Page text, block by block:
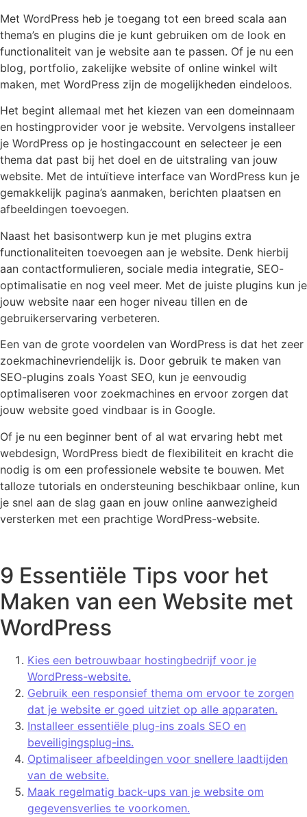
Met WordPress heb je toegang tot een breed scala aan
thema’s en plugins die je kunt gebruiken om de look en
functionaliteit van je website aan te passen. Of je nu een
blog, portfolio, zakelijke website of online winkel wilt
maken, met WordPress zijn de mogelijkheden eindeloos.
Het begint allemaal met het kiezen van een domeinnaam
en hostingprovider voor je website. Vervolgens installeer
je WordPress op je hostingaccount en selecteer je een
thema dat past bij het doel en de uitstraling van jouw
website. Met de intuïtieve interface van WordPress kun je
gemakkelijk pagina’s aanmaken, berichten plaatsen en
afbeeldingen toevoegen.
Naast het basisontwerp kun je met plugins extra
functionaliteiten toevoegen aan je website. Denk hierbij
aan contactformulieren, sociale media integratie, SEO-
optimalisatie en nog veel meer. Met de juiste plugins kun je
jouw website naar een hoger niveau tillen en de
gebruikerservaring verbeteren.
Een van de grote voordelen van WordPress is dat het zeer
zoekmachinevriendelijk is. Door gebruik te maken van
SEO-plugins zoals Yoast SEO, kun je eenvoudig
optimaliseren voor zoekmachines en ervoor zorgen dat
jouw website goed vindbaar is in Google.
Of je nu een beginner bent of al wat ervaring hebt met
webdesign, WordPress biedt de flexibiliteit en kracht die
nodig is om een professionele website te bouwen. Met
talloze tutorials en ondersteuning beschikbaar online, kun
je snel aan de slag gaan en jouw online aanwezigheid
versterken met een prachtige WordPress-website.
9 Essentiële Tips voor het
Maken van een Website met
WordPress
Kies een betrouwbaar hostingbedrijf voor je
WordPress-website.
Gebruik een responsief thema om ervoor te zorgen
dat je website er goed uitziet op alle apparaten.
Installeer essentiële plug-ins zoals SEO en
beveiligingsplug-ins.
Optimaliseer afbeeldingen voor snellere laadtijden
van de website.
Maak regelmatig back-ups van je website om
gegevensverlies te voorkomen.